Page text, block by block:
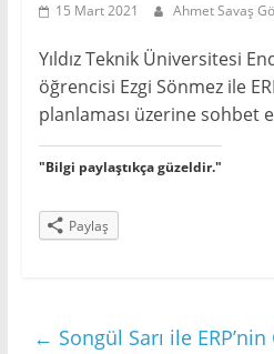
15 Mart 2021 Ahmet Savaş
Yıldız Teknik Üniversitesi
öğrencisi Ezgi Sönmez ile
planlaması üzerine sohbet
"Bilgi paylaştıkça güzeldir."
Paylaş
← Songül Sarı ile